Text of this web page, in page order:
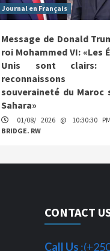
Journal en Français
Message de Donald
roi Mohammed VI: «Les
Unis sont clairs:
souveraineté du Maroc
Sahara»
01/08/ 2026 @ 10:30:30
BRIDGE. RW
CONTACT
Call Us